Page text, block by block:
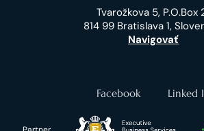
Tvarožkova 5, P.O.Box
814 99 Bratislava 1,
Navigovať
Facebook Linked